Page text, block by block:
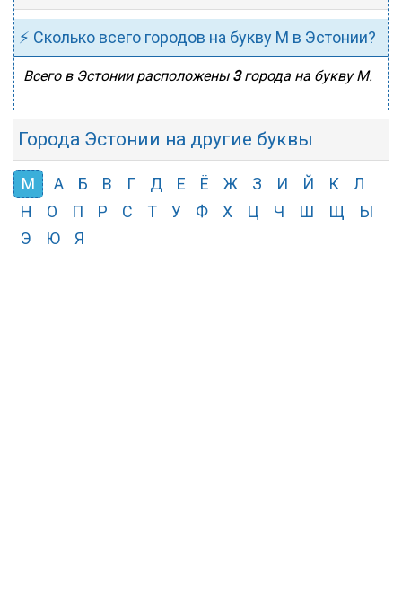
⚡ Сколько всего городов на букву М в Эстонии?
Всего в Эстонии расположены 3города на букву М.
Города Эстонии на другие буквы
М А Б В Г Д Е Ё Ж З И Й К
Л
Н
О П Р С Т У Ф Х Ц Ч Ш Щ
Ы
Э
Ю Я